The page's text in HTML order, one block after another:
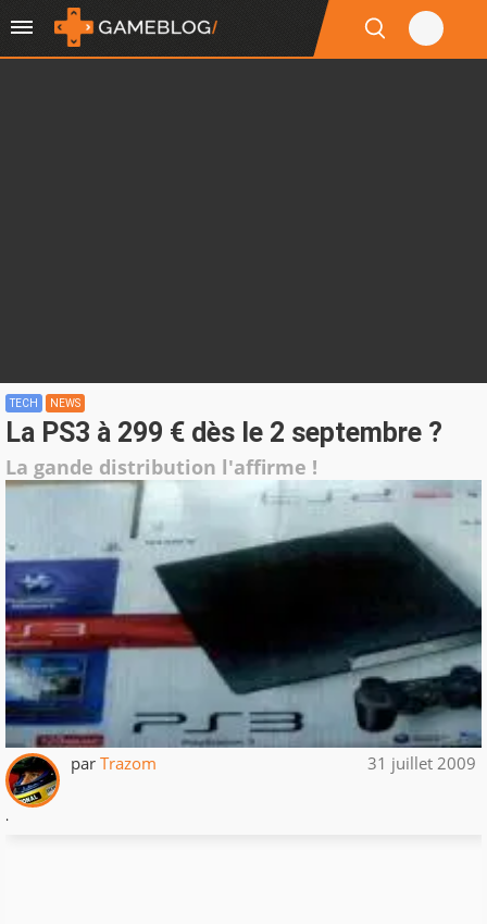
TECH NEWS
La PS3 à 299 € dès le 2 septembre ?
La gande distribution l'affirme !
par Trazom 31 juillet 2009
.